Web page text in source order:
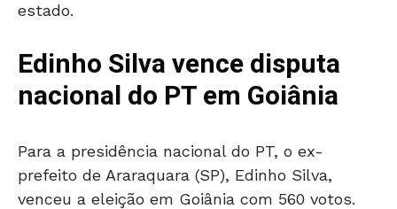
estado.
Edinho Silva vence disputa
nacional do PT em Goiânia
Para a presidência nacional do PT, o ex-
prefeito de Araraquara (SP), Edinho Silva,
venceu a eleição em Goiânia com 560 votos.